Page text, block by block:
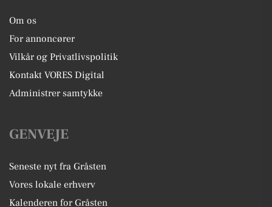
Om os
For annoncører
Vilkår og Privatlivspolitik
Kontakt VORES Digital
Administrer samtykke
GENVEJE
Seneste nyt fra Gråsten
Vores lokale erhverv
Kalenderen for Gråsten